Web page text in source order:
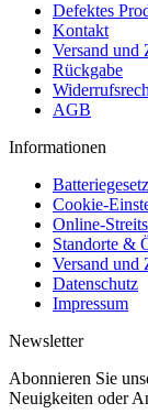
Defektes
Kontakt
Versand und
Rückgabe
AGB
Informationen
Batteriegesetz
Cookie-
Online-
Standorte &
Versand und
Datenschutz
Impressum
Newsletter
Abonnieren Sie
Neuigkeiten oder